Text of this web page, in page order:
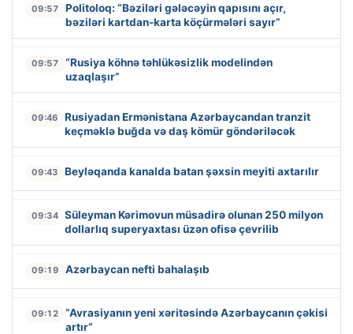
09:57
Politoloq: “Bəziləri gələcəyin qapısını açır,
bəziləri kartdan-karta köçürmələri sayır”
09:57
“Rusiya köhnə təhlükəsizlik modelindən
uzaqlaşır”
09:46
Rusiyadan Ermənistana Azərbaycandan tranzit
keçməklə buğda və daş kömür göndəriləcək
09:43 Beyləqanda kanalda batan şəxsin meyiti axtarılır
09:34 Süleyman Kərimovun müsadirə olunan 250 milyon
dollarlıq superyaxtası üzən ofisə çevrilib
09:19 Azərbaycan nefti bahalaşıb
09:12
“Avrasiyanın yeni xəritəsində Azərbaycanın çəkisi
artır”